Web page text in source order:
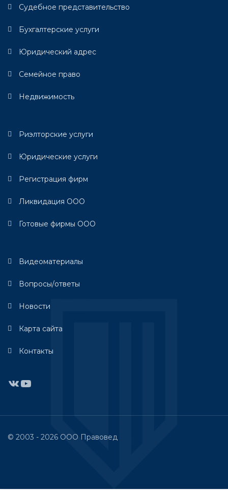
Судебное представительство
Бухгалтерские услуги
Юридический адрес
Семейное право
Недвижимость
Риэлторские услуги
Юридические услуги
Регистрация фирм
Ликвидация ООО
Готовые фирмы ООО
Видеоматериалы
Вопросы/ответы
Новости
Карта сайта
Контакты
ВКонтакте
YouTube
© 2003 - 2026 ООО Правовед